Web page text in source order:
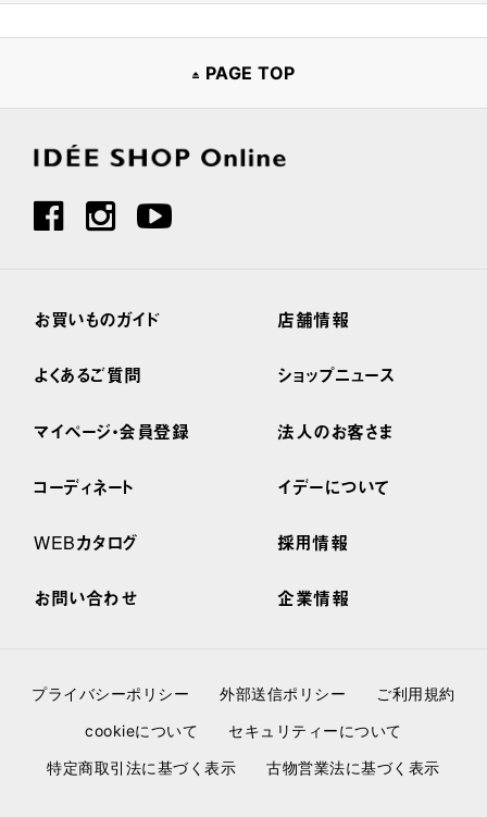
PAGE TOP
お買いものガイド
よくあるご質問
マイページ・会員登録
コーディネート
WEBカタログ
お問い合わせ
店舗情報
ショップニュース
法人のお客さま
イデーについて
採用情報
企業情報
プライバシーポリシー 外部送信ポリシー
ご利用規約
cookieについて
セキュリティーについて
特定商取引法に基づく表示
古物営業法に基づく表示